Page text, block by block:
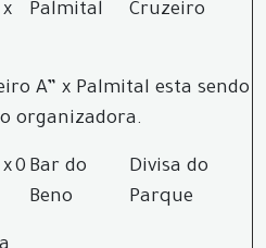
x Palmital Cruzeiro
A” x Palmital esta sendo
organizadora.
x0 Bar do
Beno
Divisa do
Parque